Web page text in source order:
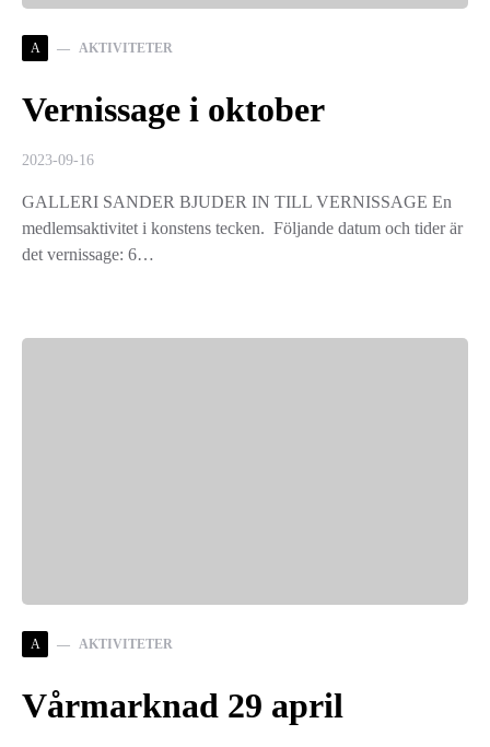
A AKTIVITETER
Vernissage i oktober
2023-09-16
GALLERI SANDER BJUDER IN TILL VERNISSAGE En
medlemsaktivitet i konstens tecken. Följande datum och tider är
det vernissage: 6…
A AKTIVITETER
Vårmarknad 29 april